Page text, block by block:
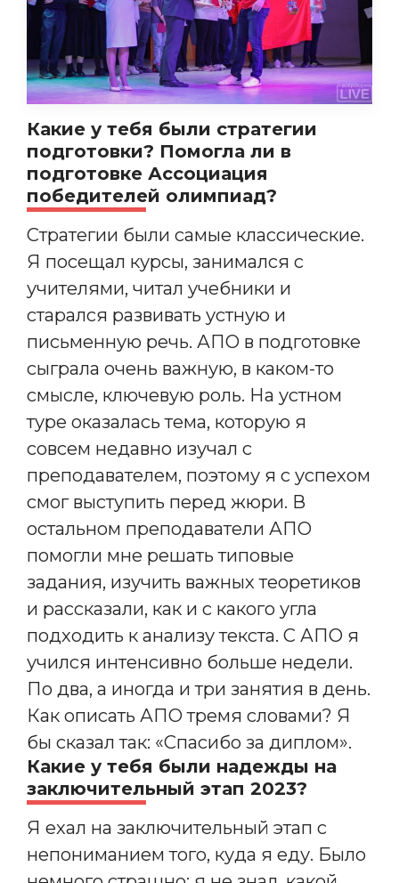
Какие у тебя были стратегии
подготовки? Помогла ли в
подготовке Ассоциация
победителей олимпиад?
Стратегии были самые классические.
Я посещал курсы, занимался с
учителями, читал учебники и
старался развивать устную и
письменную речь. АПО в подготовке
сыграла очень важную, в каком-то
смысле, ключевую роль. На устном
туре оказалась тема, которую я
совсем недавно изучал с
преподавателем, поэтому я с успехом
смог выступить перед жюри. В
остальном преподаватели АПО
помогли мне решать типовые
задания, изучить важных теоретиков
и рассказали, как и с какого угла
подходить к анализу текста. С АПО я
учился интенсивно больше недели.
По два, а иногда и три занятия в день.
Как описать АПО тремя словами? Я
бы сказал так: «Спасибо за диплом».
Какие у тебя были надежды на
заключительный этап 2023?
Я ехал на заключительный этап с
непониманием того, куда я еду. Было